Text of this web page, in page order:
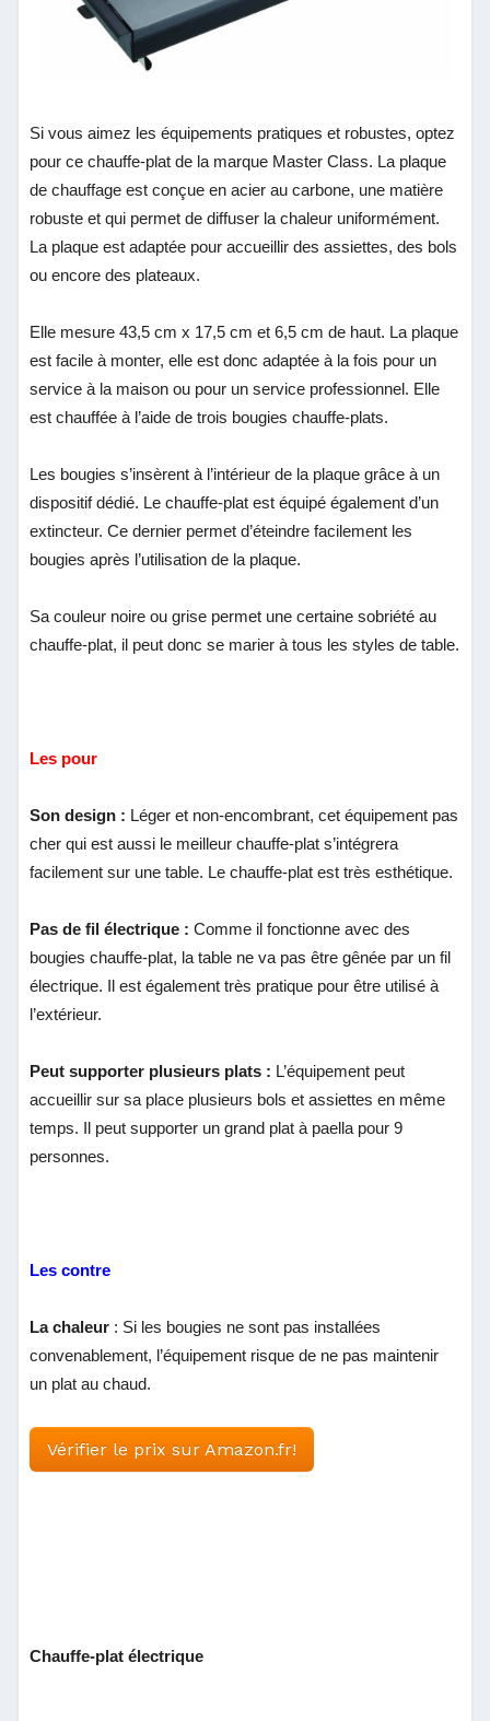
Si vous aimez les équipements pratiques et robustes, optez
pour ce chauffe-plat de la marque Master Class. La plaque
de chauffage est conçue en acier au carbone, une matière
robuste et qui permet de diffuser la chaleur uniformément.
La plaque est adaptée pour accueillir des assiettes, des bols
ou encore des plateaux.
Elle mesure 43,5 cm x 17,5 cm et 6,5 cm de haut. La plaque
est facile à monter, elle est donc adaptée à la fois pour un
service à la maison ou pour un service professionnel. Elle
est chauffée à l’aide de trois bougies chauffe-plats.
Les bougies s’insèrent à l’intérieur de la plaque grâce à un
dispositif dédié. Le chauffe-plat est équipé également d’un
extincteur. Ce dernier permet d’éteindre facilement les
bougies après l’utilisation de la plaque.
Sa couleur noire ou grise permet une certaine sobriété au
chauffe-plat, il peut donc se marier à tous les styles de table.
Les pour
Son design : Léger et non-encombrant, cet équipement pas
cher qui est aussi le meilleur chauffe-plat s’intégrera
facilement sur une table. Le chauffe-plat est très esthétique.
Pas de fil électrique : Comme il fonctionne avec des
bougies chauffe-plat, la table ne va pas être gênée par un fil
électrique. Il est également très pratique pour être utilisé à
l’extérieur.
Peut supporter plusieurs plats : L’équipement peut
accueillir sur sa place plusieurs bols et assiettes en même
temps. Il peut supporter un grand plat à paella pour 9
personnes.
Les contre
La chaleur : Si les bougies ne sont pas installées
convenablement, l’équipement risque de ne pas maintenir
un plat au chaud.
Vérifier le prix sur Amazon.fr!
Chauffe-plat électrique